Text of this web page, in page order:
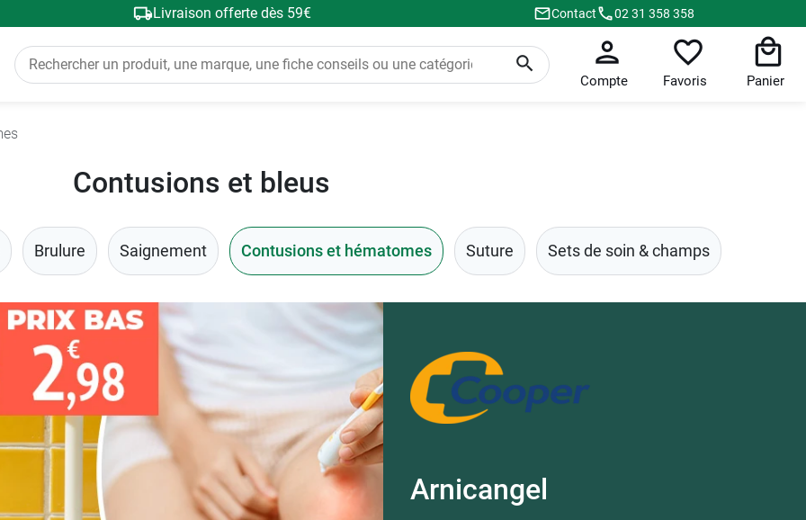
Livraison offerte dès 59€ Contact 02 31 358 358
Compte Favoris Panier
Contusions et bleus
Brulure Saignement Contusions et hématomes Suture Sets de soin & champs
Arnicangel